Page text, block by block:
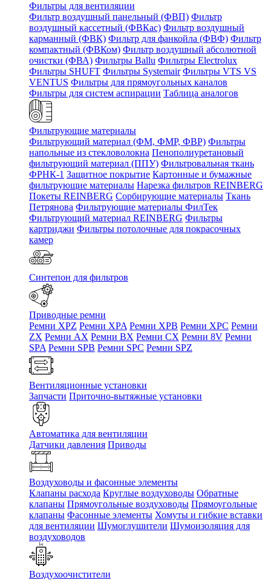
Фильтры для вентиляции
Фильтр воздушный панельный (ФВП) Фильтр
воздушный кассетный (ФВКас) Фильтр воздушный
карманный (ФВК) Фильтр для фанкойла (ФВФ) Фильтр
компактный (ФВКом) Фильтр воздушный абсолютной
очистки (ФВА) Фильтры Ballu Фильтры Electrolux
Фильтры SHUFT Фильтры Systemair Фильтры VTS VS
VENTUS Фильтры для прямоугольных каналов
Фильтры для систем аспирации Таблица аналогов
Фильтрующие материалы
Фильтрующий материал (ФМ, ФМР, ФВР) Фильтры
напольные из стекловолокна Пенополиуретановый
фильтрующий материал (ППУ) Фильтровальная ткань
ФРНК-1 Защитное покрытие Картонные и бумажные
фильтрующие материалы Нарезка фильтров REINBERG
Покеты REINBERG Сорбирующие материалы Ткань
Петрянова Фильтрующие материалы ФилТек
Фильтрующий материал REINBERG Фильтры
картриджи Фильтры потолочные для покрасочных
камер
Синтепон для фильтров
Приводные ремни
Ремни XPZ Ремни XPA Ремни XPB Ремни XPC Ремни
ZX Ремни AX Ремни BX Ремни CX Ремни 8V Ремни
SPA Ремни SPB Ремни SPC Ремни SPZ
Вентиляционные установки
Запчасти Приточно-вытяжные установки
Автоматика для вентиляции
Датчики давления Приводы
Воздуховоды и фасонные элементы
Клапаны расхода Круглые воздуховоды Обратные
клапаны Прямоугольные воздуховоды Прямоугольные
клапаны Фасонные элементы Хомуты и гибкие вставки
для вентиляции Шумоглушители Шумоизоляция для
воздуховодов
Воздухоочистители